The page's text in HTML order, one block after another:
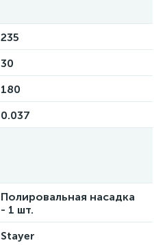
235
30
180
0.037
Полировальная насадка
- 1 шт.
Stayer